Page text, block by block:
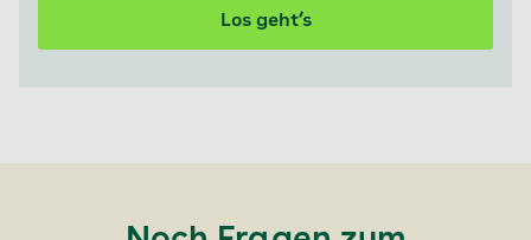
Los geht’s